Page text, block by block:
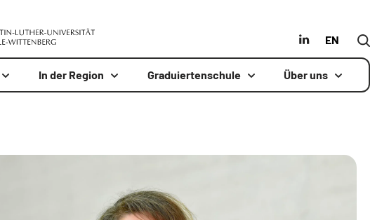
Englisch
In der Region Graduiertenschule Über uns
in